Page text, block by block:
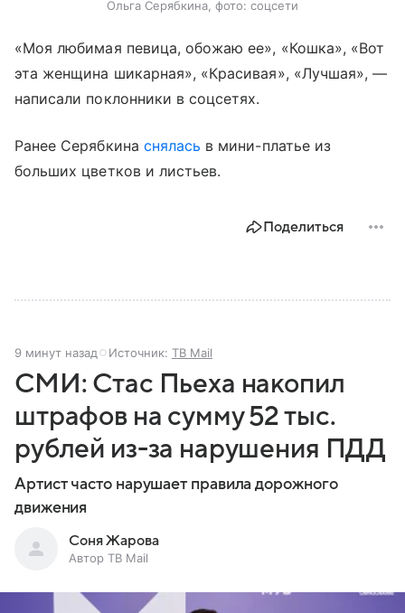
Ольга Серябкина, фото: соцсети
«Моя любимая певица, обожаю ее», «Кошка», «Вот
эта женщина шикарная», «Красивая», «Лучшая», —
написали поклонники в соцсетях.
Ранее Серябкина снялась в мини-платье из
больших цветков и листьев.
Поделиться
9 минут назад Источник: ТВ Mail
СМИ: Стас Пьеха накопил
штрафов на сумму 52 тыс.
рублей из-за нарушения ПДД
Артист часто нарушает правила дорожного
движения
Соня Жарова
Автор ТВ Mail